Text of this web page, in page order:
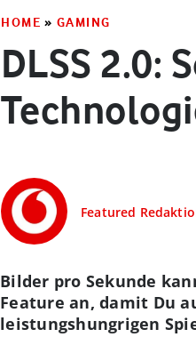
HOME » GAMING
DLSS 2.0:
Featured
Bilder pro Sekunde
Feature an, damit Du
leistungshungrigen